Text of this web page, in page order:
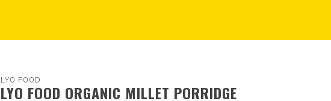
LYO FOOD
LYO FOOD ORGANIC MILLET PORRIDGE